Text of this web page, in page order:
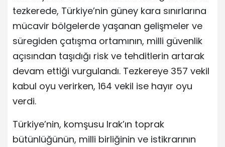
tezkerede, Türkiye’nin güney kara sınırlarına
mücavir bölgelerde yaşanan gelişmeler ve
süregiden çatışma ortamının, milli güvenlik
açısından taşıdığı risk ve tehditlerin artarak
devam ettiği vurgulandı. Tezkereye 357 vekil
kabul oyu verirken, 164 vekil ise hayır oyu
verdi.
Türkiye’nin, komşusu Irak’ın toprak
bütünlüğünün, milli birliğinin ve istikrarının